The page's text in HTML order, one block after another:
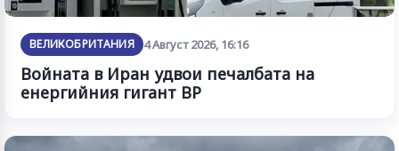
ВЕЛИКОБРИТАНИЯ 4 Август 2026, 16:16
Войната в Иран удвои печалбата на
енергийния гигант BP